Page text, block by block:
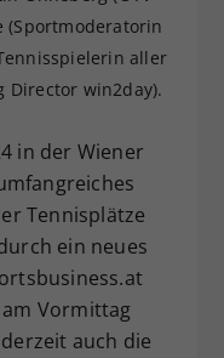
(Sportmoderatorin
aller
Director win2day).
in der Wiener
Tennisplätze
ein neues
am Vormittag
auch die
Ihre Consent-
anderem eine
ID, für die
dies eingestellt